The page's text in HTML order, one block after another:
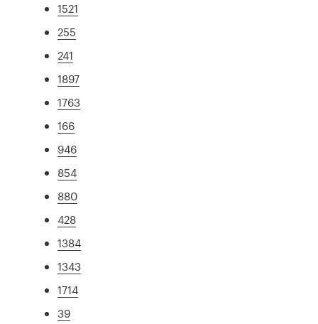
1521
255
241
1897
1763
166
946
854
880
428
1384
1343
1714
39